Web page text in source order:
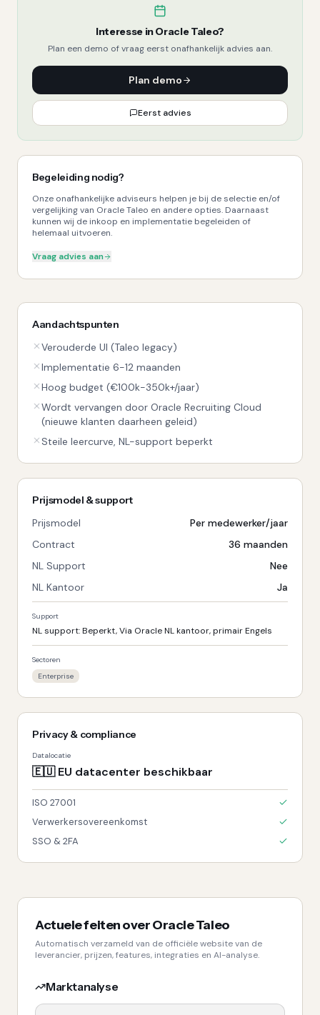
Interesse inOracle Taleo?
Plan een demo of vraag eerst onafhankelijk advies aan.
Plan demo
Eerst advies
Begeleiding nodig?
Onze onafhankelijke adviseurs helpen je bij de selectie en/of
vergelijking van Oracle Taleo en andere opties. Daarnaast
kunnen wij de inkoop en implementatie begeleiden of
helemaal uitvoeren.
Vraag advies aan
Aandachtspunten
Verouderde UI (Taleo legacy)
Implementatie 6-12 maanden
Hoog budget (€100k-350k+/jaar)
Wordt vervangen door Oracle Recruiting Cloud
(nieuwe klanten daarheen geleid)
Steile leercurve, NL-support beperkt
Prijsmodel & support
Prijsmodel
Per medewerker/jaar
Contract
36 maanden
NL Support
Nee
NL Kantoor
Ja
Support
NL support: Beperkt, Via Oracle NL kantoor, primair Engels
Sectoren
Enterprise
Privacy & compliance
Datalocatie
🇪🇺 EU datacenter beschikbaar
ISO 27001
Verwerkersovereenkomst
SSO & 2FA
Actuele feiten overOracle Taleo
Automatisch verzameld van de officiële website van de
leverancier, prijzen, features, integraties en AI-analyse.
Marktanalyse